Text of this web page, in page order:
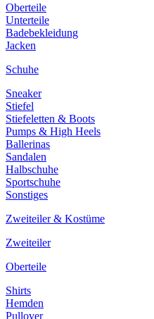
Oberteile
Unterteile
Badebekleidung
Jacken
Schuhe
Sneaker
Stiefel
Stiefeletten & Boots
Pumps & High Heels
Ballerinas
Sandalen
Halbschuhe
Sportschuhe
Sonstiges
Zweiteiler & Kostüme
Zweiteiler
Oberteile
Shirts
Hemden
Pullover